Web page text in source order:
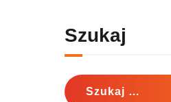
Szukaj
Szukaj: